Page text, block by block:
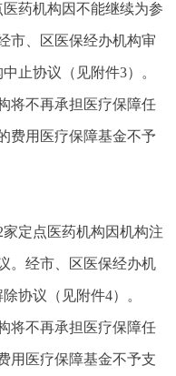
药机构因不能继续为参
市、区医保经办机构审
止协议（见附件3）。
将不再承担医疗保障任
费用医疗保障基金不予
定点医药机构因机构注
。经市、区医保经办机
协议（见附件4）。
将不再承担医疗保障任
用医疗保障基金不予支